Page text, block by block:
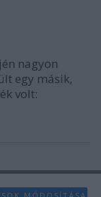
nagyon
egy másik,
volt: